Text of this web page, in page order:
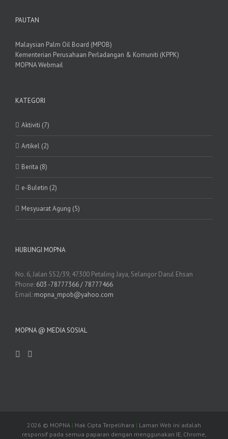
PAUTAN
Malaysian Palm Oil Board (MPOB)
Kementerian Perusahaan Perladangan & Komuniti (KPPK)
MOPNA Webmail
KATEGORI
Aktiviti (7)
Artikel (2)
Berita (8)
e-Buletin (2)
Mesyuarat Agung (5)
HUBUNGI MOPNA
No. 6, Jalan SS2/39, 47300 Petaling Jaya, Selangor Darul Ehsan
Phone: 603 -78777366 / 78777466
Email: mopna_mpob@yahoo.com
MOPNA @ MEDIA SOSIAL
2026 © MOPNA | Hak Cipta Terpelihara | Laman Web ini adalah
responsif pada semua paparan dengan menggunakan IE, Chrome,